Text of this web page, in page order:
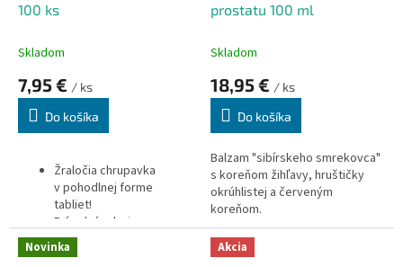
100 ks
Skladom
7,95 € / ks
Do košíka
Žraločia chrupavka
v pohodlnej forme
tabliet!
Prírodný zdroj
chondroitín sulfátu (GAG).
500mg žraločej
prostatu 100 ml
Skladom
18,95 € / ks
Do košíka
Balzam "sibírskeho smrekovca"
s koreňom žihľavy, hruštičky
okrúhlistej a červeným
koreňom.
Novinka Akcia